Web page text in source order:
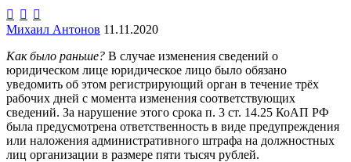
 

Михаил Антонов 11.11.2020
Как было раньше? В случае изменения сведений о
юридическом лице юридическое лицо было обязано
уведомить об этом регистрирующий орган в течение трёх
рабочих дней с момента изменения соответствующих
сведений. За нарушение этого срока п. 3 ст. 14.25 КоАП РФ
была предусмотрена ответственность в виде предупреждения
или наложения административного штрафа на должностных
лиц организации в размере пяти тысяч рублей.